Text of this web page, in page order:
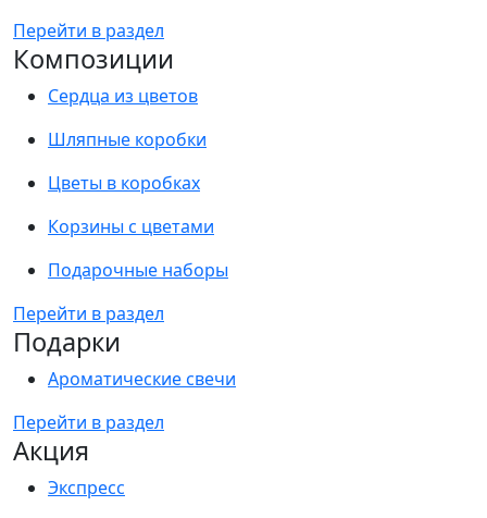
Перейти в раздел
Композиции
Сердца из цветов
Шляпные коробки
Цветы в коробках
Корзины с цветами
Подарочные наборы
Перейти в раздел
Подарки
Ароматические свечи
Перейти в раздел
Акция
Экспресс